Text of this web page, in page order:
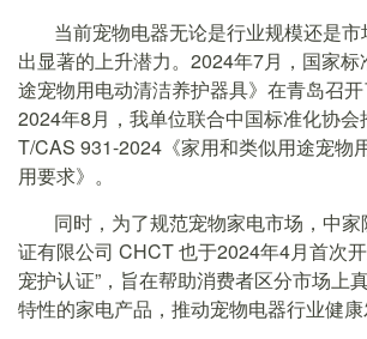
当前宠物电器无论是行业规模还是
出显著的上升潜力。2024年7月，国家
途宠物用电动清洁养护器具》在青岛召开
2024年8月，我单位联合中国标准化协会
T/CAS 931-2024《家用和类似用途宠物
用要求》。
同时，为了规范宠物家电市场，中
证有限公司 CHCT 也于2024年4月首次
宠护认证”，旨在帮助消费者区分市场上
特性的家电产品，推动宠物电器行业健康